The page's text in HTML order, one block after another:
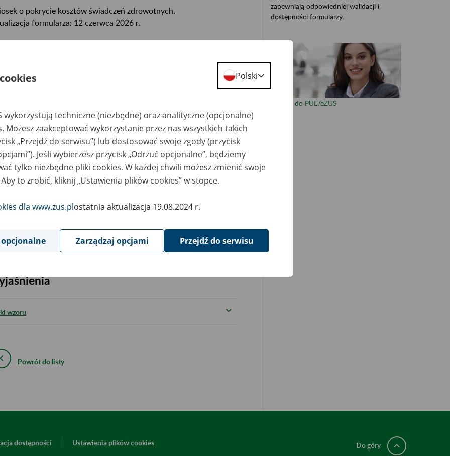
o pokrycie kosztów świadczeń zdrowotnych.
formularza: 12 czerwca 2026 r.
internetowe (np. Chrome, Edge, Safari, Internet Explorer)
jest też dostępny na eZUS.
Pobierz plik184 kB
wzoru:
wzoru
Powrót do listy
zapewniają odpowiedniej walidacji i
dostępności formularzy.
Zaloguj do PUE/eZUS
dostępności Ustawienia plików cookies Do góry
Polski
wykorzystują techniczne (niezbędne) oraz analityczne (opcjonalne)
Możesz zaakceptować wykorzystanie przez nas wszystkich takich
„Przejdź do serwisu”) lub dostosować swoje zgody (przycisk
Jeśli wybierzesz przycisk „Odrzuć opcjonalne”, będziemy
tylko niezbędne pliki cookies. W każdej chwili możesz zmienić swoje
to zrobić, kliknij „Ustawienia plików cookies” w stopce.
dla www.zus.plostatnia aktualizacja 19.08.2024 r.
Zarządzaj opcjami Przejdź do serwisu